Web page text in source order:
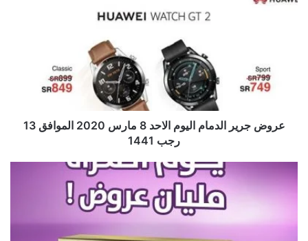
عروض جرير الدمام اليوم الاحد 8 مارس 2020 الموافق 13
رجب 1441